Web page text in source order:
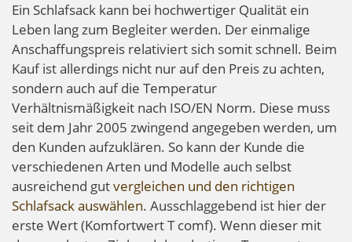
Ein Schlafsack kann bei hochwertiger Qualität ein
Leben lang zum Begleiter werden. Der einmalige
Anschaffungspreis relativiert sich somit schnell. Beim
Kauf ist allerdings nicht nur auf den Preis zu achten,
sondern auch auf die Temperatur
Verhältnismäßigkeit nach ISO/EN Norm. Diese muss
seit dem Jahr 2005 zwingend angegeben werden, um
den Kunden aufzuklären. So kann der Kunde die
verschiedenen Arten und Modelle auch selbst
ausreichend gutvergleichen und den richtigen
Schlafsack auswählen. Ausschlaggebend ist hier der
erste Wert (Komfortwert T comf). Wenn dieser mit